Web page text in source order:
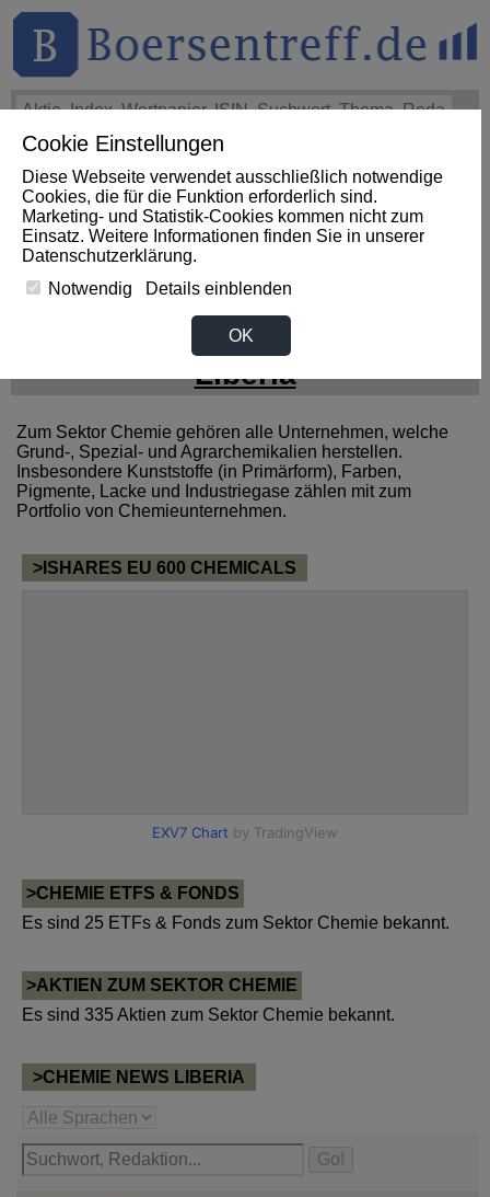
Cookie Einstellungen
Diese Webseite verwendet ausschließlich notwendige
Cookies, die für die Funktion erforderlich sind.
Marketing- und Statistik-Cookies kommen nicht zum
Einsatz. Weitere Informationen finden Sie in unserer
Datenschutzerklärung.
Notwendig
Details einblenden
OK
THEMEN HOT-STOCKS
Impact News +++ Earnings Call Transkript: Matthews
International verfehlt im 3. Quartal 2026 die Schätzungen
und senkt... (Investing.com DE) +++ MATTHEWS
INTERNATIONAL Aktie -6,28%
News zum Sektor Chemie aus
Liberia
Zum Sektor Chemie gehören alle Unternehmen, welche
Grund-, Spezial- und Agrarchemikalien herstellen.
Insbesondere Kunststoffe (in Primärform), Farben,
Pigmente, Lacke und Industriegase zählen mit zum
Portfolio von Chemieunternehmen.
>ISHARES EU 600 CHEMICALS
>CHEMIE ETFS & FONDS
Es sind 25 ETFs & Fonds zum Sektor Chemie bekannt.
>AKTIEN ZUM SEKTOR CHEMIE
Es sind 335 Aktien zum Sektor Chemie bekannt.
>CHEMIE NEWS LIBERIA